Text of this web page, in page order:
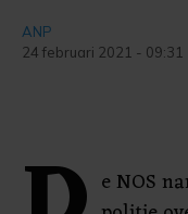
ANP
24 februari 2021 - 09:31
e NOS